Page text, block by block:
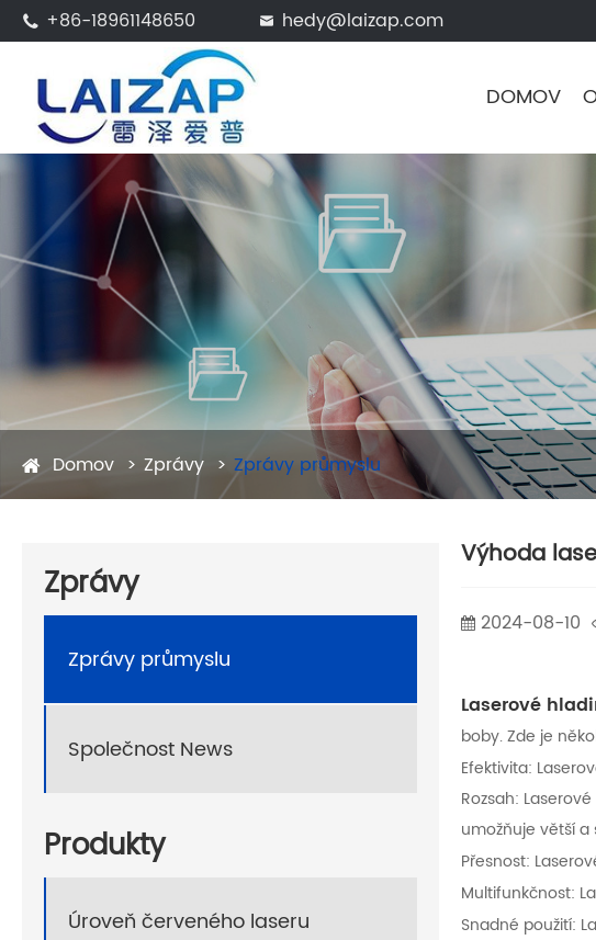
 +86-18961148650  hedy@laizap.com
DOMOV
Domov Zprávy Zprávy průmyslu
Zprávy
Zprávy průmyslu
Společnost News
Produkty
Úroveň červeného laseru
Výhoda
2024-08-10
Laserové
boby. Zde je
Efektivita:
Rozsah:
umožňuje větší a
Přesnost:
Multifunkčnost:
Snadné použití: